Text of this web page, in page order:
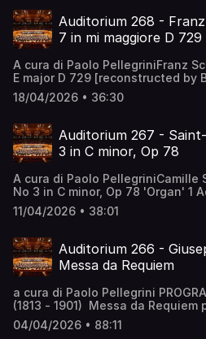
Auditorium 268 -
7 in mi maggiore D 729
A cura di Paolo PellegriniFranz
E major D 729 [reconstructed by
AllegroAndanteScherzo:
Radio SymfoniOrkestret Direttore
18/04/2026 • 36:30
Auditorium 267 -
3 in C minor, Op 78
A cura di Paolo PellegriniCamille
No 3 in C minor, Op 78 'Organ' 1
- Poco adagio2 Allegro
Allegro Thierry Escaich, organ
11/04/2026 • 38:01
Auditorium 266 -
Messa da Requiem
a cura di Paolo Pellegrini
(1813 - 1901) Messa da Requiem
orchestra 1. Introito e Kyrie
Dies irae (coro) - Tuba mirum
04/04/2026 • 88:11